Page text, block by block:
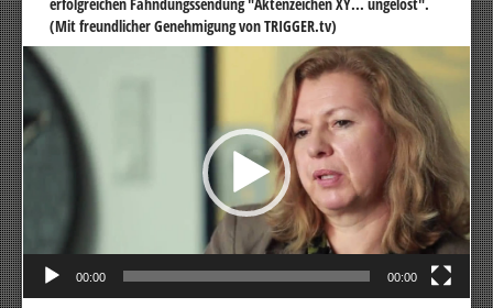
(Mit freundlicher Genehmigung von TRIGGER.tv)
Video-
Player
00:00 00:00